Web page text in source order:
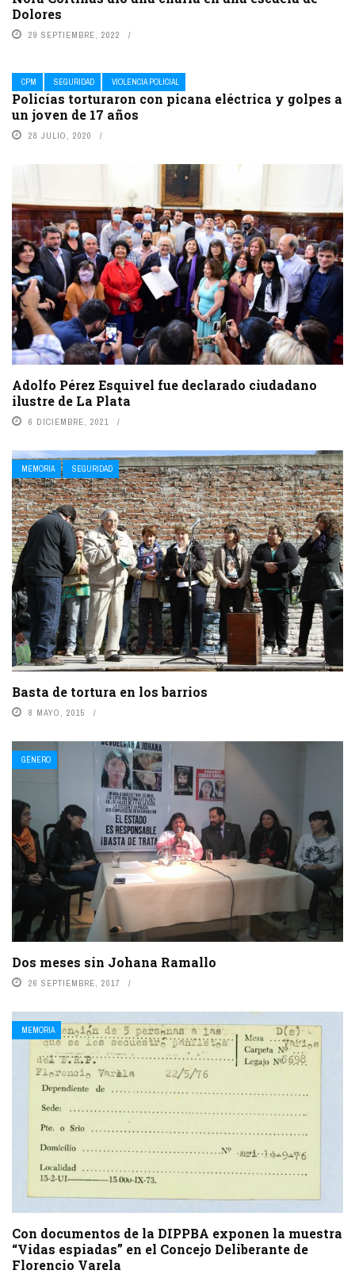
Dolores
29 SEPTIEMBRE, 2022
CPM SEGURIDAD VIOLENCIA POLICIAL
Policías torturaron con picana eléctrica y golpes a
un joven de 17 años
28 JULIO, 2020
Adolfo Pérez Esquivel fue declarado ciudadano
ilustre de La Plata
6 DICIEMBRE, 2021
MEMORIA SEGURIDAD
Basta de tortura en los barrios
8 MAYO, 2015
GÉNERO
Dos meses sin Johana Ramallo
26 SEPTIEMBRE, 2017
MEMORIA
Con documentos de la DIPPBA exponen la muestra
“Vidas espiadas” en el Concejo Deliberante de
Florencio Varela